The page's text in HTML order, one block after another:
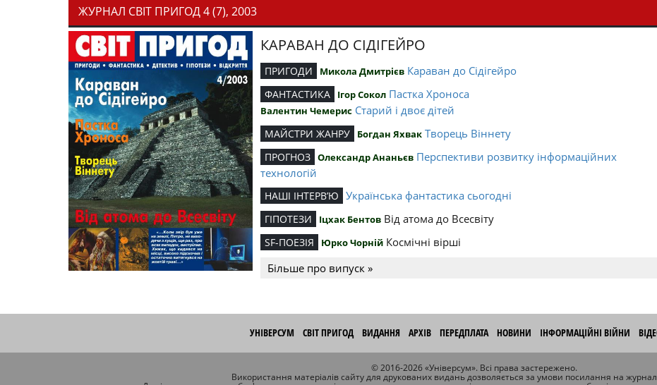
ЖУРНАЛ СВІТ ПРИГОД 4 (7), 2003
КАРАВАН ДО СІДІГЕЙРО
ПРИГОДИ Микола Дмитрієв Караван до Сідігейро
ФАНТАСТИКА Ігор Сокол Пастка Хроноса
Валентин Чемерис Старий і двоє дітей
МАЙСТРИ ЖАНРУ Богдан Яхвак Творець Віннету
ПРОГНОЗ Олександр Ананьєв Перспективи розвитку інформаційних
технологій
НАШІ ІНТЕРВ’Ю Українська фантастика сьогодні
ГІПОТЕЗИ Іцхак Бентов Від атома до Всесвіту
SF-ПОЕЗІЯ Юрко Чорній Космічні вірші
Більше про випуск »
УНІВЕРСУМ СВІТ ПРИГОД ВИДАННЯ АРХІВ ПЕРЕДПЛАТА НОВИНИ ІНФОРМАЦІЙНІ ВІЙНИ
© 2016-2026 «Універсум». Всі права застережено.
Використання матеріалів сайту для друкованих видань дозволяється за умови посилання на